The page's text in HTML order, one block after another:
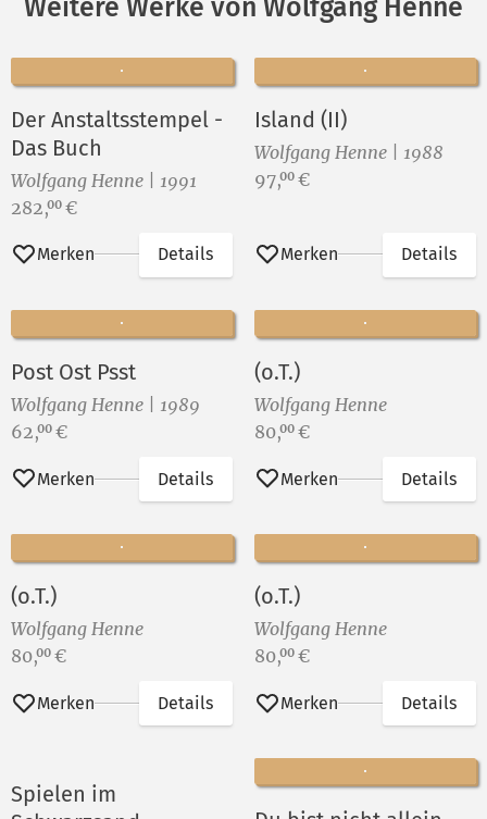
Weitere Werke von Wolfgang Henne
Der Anstaltsstempel -
Das Buch
Wolfgang Henne | 1991
Preis:
282,00 €
Merken Details
Island (II)
Wolfgang Henne | 1988
Preis:
97,00 €
Merken Details
Post Ost Psst
Wolfgang Henne | 1989
Preis:
62,00 €
Merken Details
(o.T.)
Wolfgang Henne
Preis:
80,00 €
Merken Details
(o.T.)
Wolfgang Henne
Preis:
80,00 €
Merken Details
(o.T.)
Wolfgang Henne
Preis:
80,00 €
Merken Details
Spielen im